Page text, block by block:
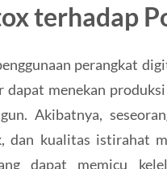
terhadap
perangkat
dapat menekan produksi
Akibatnya,
dan kualitas istirahat
dapat memicu